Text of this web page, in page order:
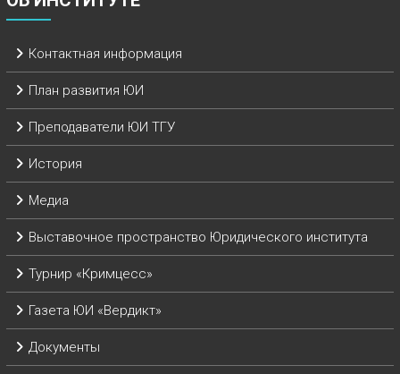
Контактная информация
План развития ЮИ
Преподаватели ЮИ ТГУ
История
Медиа
Выставочное пространство Юридического института
Турнир «Кримцесс»
Газета ЮИ «Вердикт»
Документы